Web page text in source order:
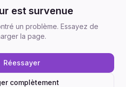
est survenue
un problème. Essayez de
la page.
Réessayer
complètement